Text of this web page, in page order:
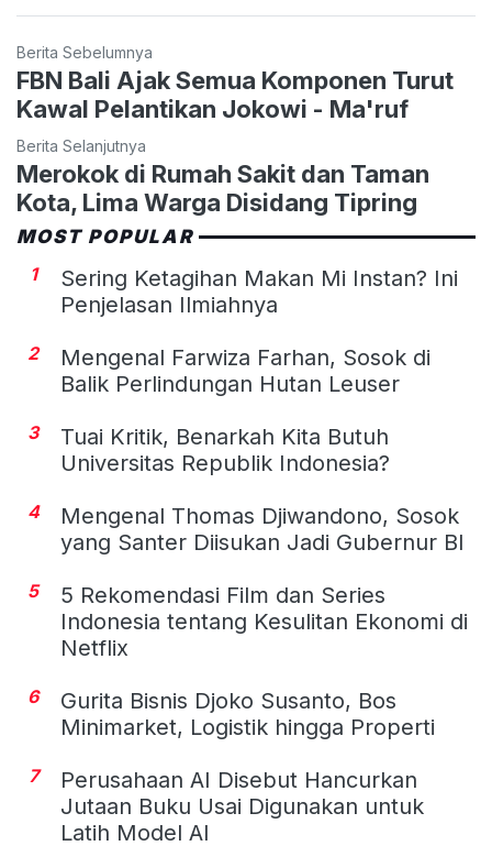
Berita Sebelumnya
FBN Bali Ajak Semua Komponen Turut
Kawal Pelantikan Jokowi - Ma'ruf
Berita Selanjutnya
Merokok di Rumah Sakit dan Taman
Kota, Lima Warga Disidang Tipring
MOST POPULAR
1
Sering Ketagihan Makan Mi Instan? Ini
Penjelasan Ilmiahnya
2
Mengenal Farwiza Farhan, Sosok di
Balik Perlindungan Hutan Leuser
3
Tuai Kritik, Benarkah Kita Butuh
Universitas Republik Indonesia?
4
Mengenal Thomas Djiwandono, Sosok
yang Santer Diisukan Jadi Gubernur BI
5
5 Rekomendasi Film dan Series
Indonesia tentang Kesulitan Ekonomi di
Netflix
6
Gurita Bisnis Djoko Susanto, Bos
Minimarket, Logistik hingga Properti
7
Perusahaan AI Disebut Hancurkan
Jutaan Buku Usai Digunakan untuk
Latih Model AI